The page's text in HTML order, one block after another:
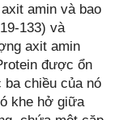
amin và bao
133) và
axit amin
được ổn
ba chiều của nó
khe hở giữa